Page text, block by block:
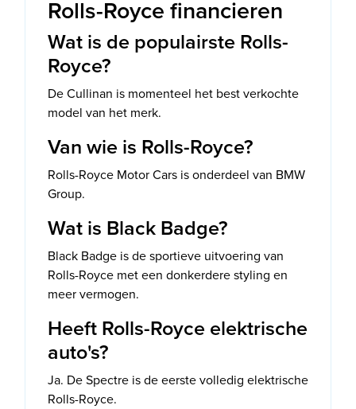
Rolls-Royce financieren
Wat is de populairste Rolls-
Royce?
De Cullinan is momenteel het best verkochte
model van het merk.
Van wie is Rolls-Royce?
Rolls-Royce Motor Cars is onderdeel van BMW
Group.
Wat is Black Badge?
Black Badge is de sportieve uitvoering van
Rolls-Royce met een donkerdere styling en
meer vermogen.
Heeft Rolls-Royce elektrische
auto's?
Ja. De Spectre is de eerste volledig elektrische
Rolls-Royce.